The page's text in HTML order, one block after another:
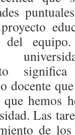
del
docente
que hemos
Las
de